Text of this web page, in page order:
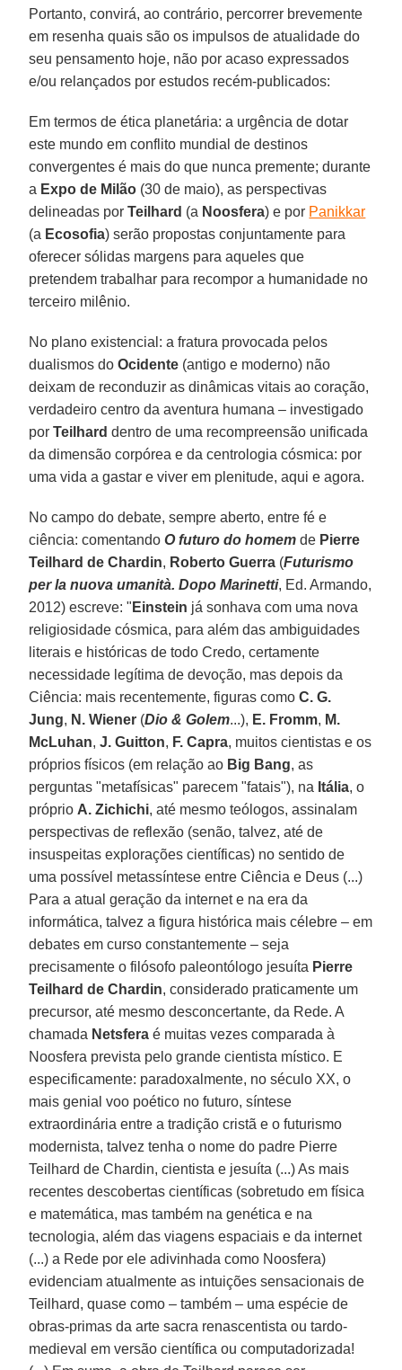
Portanto, convirá, ao contrário, percorrer brevemente
em resenha quais são os impulsos de atualidade do
seu pensamento hoje, não por acaso expressados
e/ou relançados por estudos recém-publicados:
Em termos de ética planetária: a urgência de dotar
este mundo em conflito mundial de destinos
convergentes é mais do que nunca premente; durante
a Expo de Milão (30 de maio), as perspectivas
delineadas porTeilhard (a Noosfera) e por Panikkar
(a Ecosofia) serão propostas conjuntamente para
oferecer sólidas margens para aqueles que
pretendem trabalhar para recompor a humanidade no
terceiro milênio.
No plano existencial: a fratura provocada pelos
dualismos doOcidente (antigo e moderno) não
deixam de reconduzir as dinâmicas vitais ao coração,
verdadeiro centro da aventura humana – investigado
porTeilhard dentro de uma recompreensão unificada
da dimensão corpórea e da centrologia cósmica: por
uma vida a gastar e viver em plenitude, aqui e agora.
No campo do debate, sempre aberto, entre fé e
ciência: comentandoO futuro do homem de Pierre
Teilhard de Chardin, Roberto Guerra (Futurismo
per la nuova umanità. Dopo Marinetti, Ed. Armando,
2012) escreve: " Einstein já sonhava com uma nova
religiosidade cósmica, para além das ambiguidades
literais e históricas de todo Credo, certamente
necessidade legítima de devoção, mas depois da
Ciência: mais recentemente, figuras comoC. G.
Jung, N. Wiener (Dio & Golem...), E. Fromm, M.
McLuhan,J. Guitton, F. Capra, muitos cientistas e os
próprios físicos (em relação ao Big Bang, as
perguntas "metafísicas" parecem "fatais"), na Itália, o
próprio A. Zichichi, até mesmo teólogos, assinalam
perspectivas de reflexão (senão, talvez, até de
insuspeitas explorações científicas) no sentido de
uma possível metassíntese entre Ciência e Deus (...)
Para a atual geração da internet e na era da
informática, talvez a figura histórica mais célebre – em
debates em curso constantemente – seja
precisamente o filósofo paleontólogo jesuíta Pierre
Teilhard de Chardin, considerado praticamente um
precursor, até mesmo desconcertante, da Rede. A
chamada Netsfera é muitas vezes comparada à
Noosfera prevista pelo grande cientista místico. E
especificamente: paradoxalmente, no século XX, o
mais genial voo poético no futuro, síntese
extraordinária entre a tradição cristã e o futurismo
modernista, talvez tenha o nome do padre Pierre
Teilhard de Chardin, cientista e jesuíta (...) As mais
recentes descobertas científicas (sobretudo em física
e matemática, mas também na genética e na
tecnologia, além das viagens espaciais e da internet
(...) a Rede por ele adivinhada como Noosfera)
evidenciam atualmente as intuições sensacionais de
Teilhard, quase como – também – uma espécie de
obras-primas da arte sacra renascentista ou tardo-
medieval em versão científica ou computadorizada!